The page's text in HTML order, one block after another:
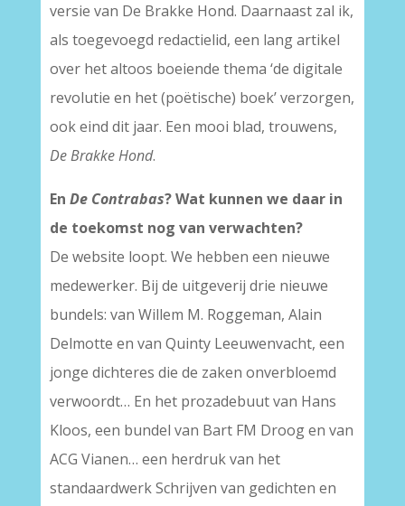
versie van De Brakke Hond. Daarnaast zal ik,
als toegevoegd redactielid, een lang artikel
over het altoos boeiende thema ‘de digitale
revolutie en het (poëtische) boek’ verzorgen,
ook eind dit jaar. Een mooi blad, trouwens,
De Brakke Hond.
En De Contrabas? Wat kunnen we daar in
de toekomst nog van verwachten?
De website loopt. We hebben een nieuwe
medewerker. Bij de uitgeverij drie nieuwe
bundels: van Willem M. Roggeman, Alain
Delmotte en van Quinty Leeuwenvacht, een
jonge dichteres die de zaken onverbloemd
verwoordt… En het prozadebuut van Hans
Kloos, een bundel van Bart FM Droog en van
ACG Vianen… een herdruk van het
standaardwerk Schrijven van gedichten en